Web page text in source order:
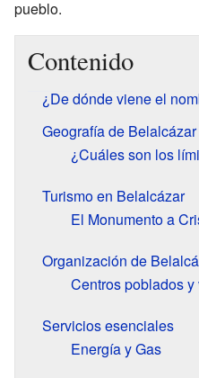
pueblo.
Contenido
¿De dónde viene el
Geografía de Belalcázar
¿Cuáles son los
Turismo en Belalcázar
El Monumento a
Organización de
Centros poblados y
Servicios esenciales
Energía y Gas